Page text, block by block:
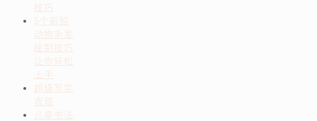
技巧
5个彩铅
动物毛发
绘制技巧
让你轻松
上手
超级写实
表现
儿童书法